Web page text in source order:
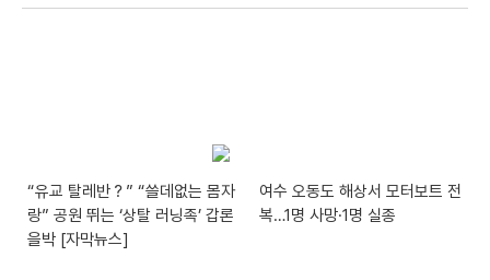
“유교 탈레반？” “쓸데없는 몸자
랑” 공원 뛰는 ‘상탈 러닝족’ 갑론
을박 [자막뉴스]
여수 오동도 해상서 모터보트 전
복…1명 사망·1명 실종